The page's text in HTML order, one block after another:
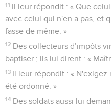
11 Il leur répondit : « Que
avec celui qui n'en a pas, et
fasse de même. »
12 Des collecteurs d’impôts
baptiser ; ils lui dirent : «
13 Il leur répondit : «
été ordonné. »
14 Des soldats aussi lui